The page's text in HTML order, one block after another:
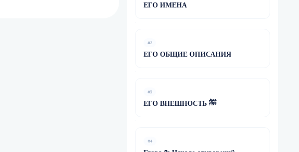
ЕГО ИМЕНА
#2
ЕГО ОБЩИЕ ОПИСАНИЯ
#3
ЕГО ВНЕШНОСТЬ ﷺ
#4